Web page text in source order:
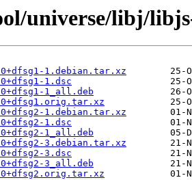
universe/libj/
1.debian.tar.xz
1.dsc
1_all.deb
1.debian.tar.xz
1.dsc
1_all.deb
3.debian.tar.xz
3.dsc
3_all.deb